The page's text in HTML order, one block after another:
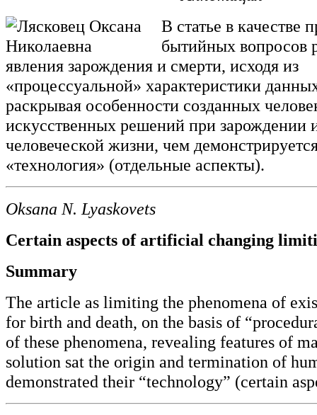
В статье в качестве
бытийных вопросов
явления зарождения и смерти, исходя из
«процессуальной» характеристики
раскрывая особенности созданных
искусственных решений при зарождении
человеческой жизни, чем
«технология» (отдельные аспекты).
Oksana N. Lyaskovets
Certain aspects of artificial changing
Summary
The article as limiting the phenomena of
for birth and death, on the basis of
of these phenomena, revealing features of
solution sat the origin and termination of
demonstrated their “technology” (certain